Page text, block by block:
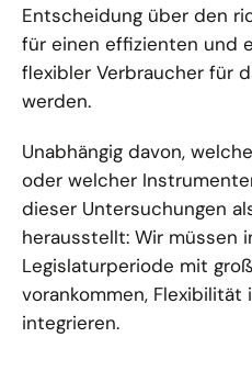
Entscheidung über den
für einen effizienten und
flexibler Verbraucher für
werden.
Unabhängig davon,
oder welcher
dieser Untersuchungen
herausstellt: Wir müssen
Legislaturperiode mit
vorankommen, Flexibilität
integrieren.